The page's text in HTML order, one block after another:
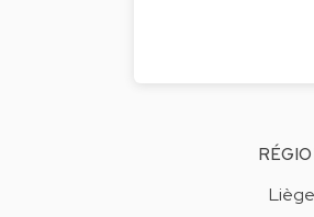
Liège